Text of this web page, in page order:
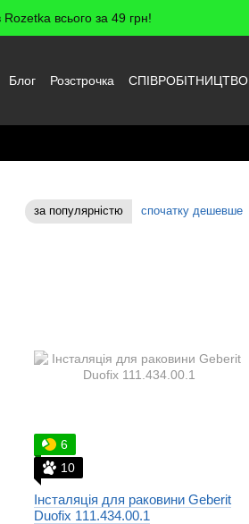
всього за 49 грн!
Блог Розстрочка
СПІВРОБІТНИЦТВО
за популярністю спочатку дешевше
6
10
Інсталяція для раковини Geberit
Duofix 111.434.00.1